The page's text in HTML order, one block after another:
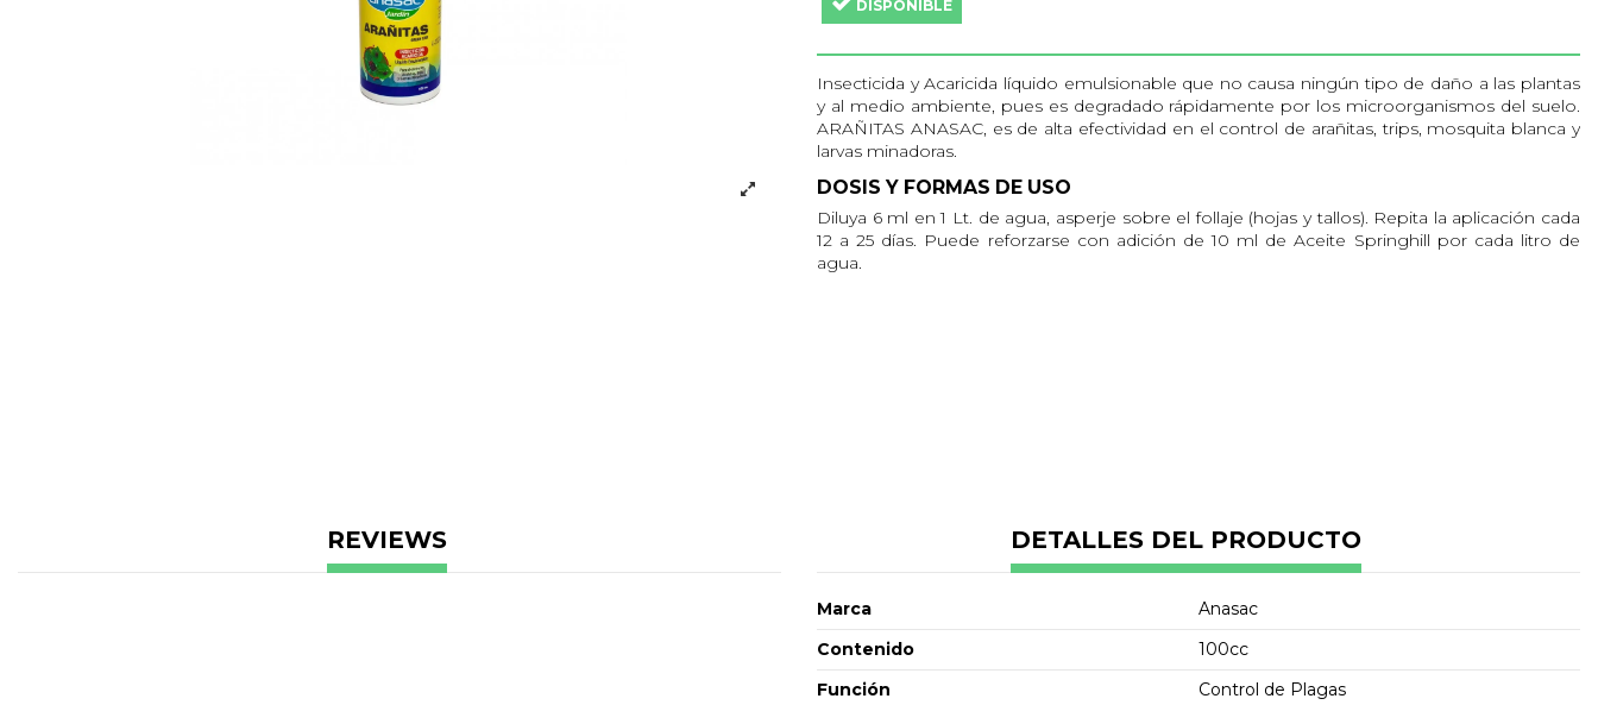
DISPONIBLE
Insecticida y Acaricida líquido emulsionable que no causa ningún tipo de daño a las plantas
y al medio ambiente, pues es degradado rápidamente por los microorganismos del suelo.
ARAÑITAS ANASAC, es de alta efectividad en el control de arañitas, trips, mosquita blanca y
larvas minadoras.
DOSIS Y FORMAS DE USO
Diluya 6 ml en 1 Lt. de agua, asperje sobre el follaje (hojas y tallos). Repita la aplicación cada
12 a 25 días. Puede reforzarse con adición de 10 ml de Aceite Springhill por cada litro de
agua.
REVIEWS DETALLES DEL PRODUCTO
Marca
Anasac
Contenido
100cc
Función
Control de Plagas